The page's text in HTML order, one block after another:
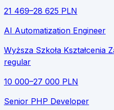
21 469–28 625 PLN
AI Automatization Engineer
Wyższa Szkoła Kształcenia
regular
10 000–27 000 PLN
Senior PHP Developer